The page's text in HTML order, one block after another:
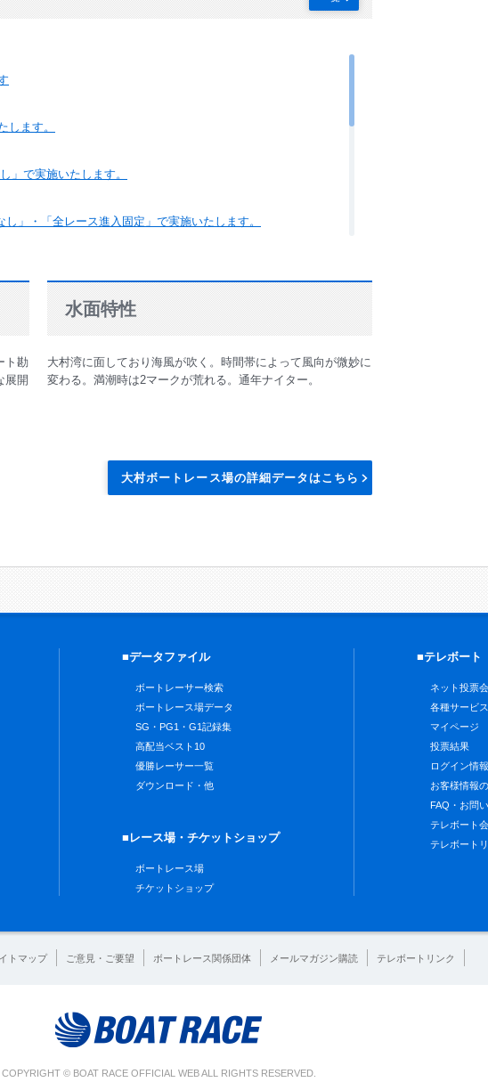
します。
」で実施いたします。
」・「全レース進入固定」で実施いたします。
ました
ト勘
展開
水面特性
大村湾に面しており海風が吹く。時間帯によって風向が微妙に
変わる。満潮時は2マークが荒れる。通年ナイター。
大村ボートレース場の詳細データはこちら
■データファイル
ボートレーサー検索
ボートレース場データ
SG・PG1・G1記録集
高配当ベスト10
優勝レーサー一覧
ダウンロード・他
■レース場・チケットショップ
ボートレース場
チケットショップ
■テレボート
ネット投票
各種サービス
マイページ
投票結果
ログイン情
お客様情報
FAQ・お問
テレボート
テレボート
トマップ ご意見・ご要望 ボートレース関係団体 メールマガジン購読 テレボートリンク
COPYRIGHT © BOAT RACE OFFICIAL WEB ALL RIGHTS RESERVED.